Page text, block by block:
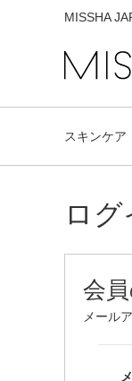
MISSHA
スキンケア
ログ
会
メール